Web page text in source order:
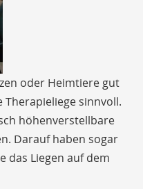
oder Heimtiere gut
Therapieliege sinnvoll.
höhenverstellbare
Darauf haben sogar
das Liegen auf dem